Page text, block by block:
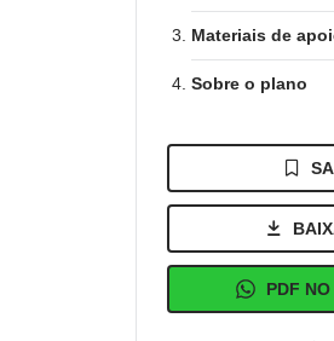
Materiais de
Sobre o plano
PDF